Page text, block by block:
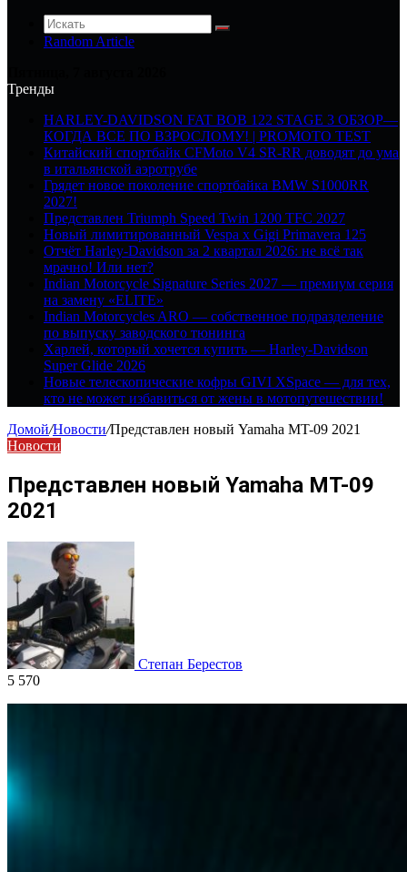
Random Article
Тренды
HARLEY-DAVIDSON FAT BOB 122 STAGE 3 ОБЗОР—
КОГДА ВСЕ ПО ВЗРОСЛОМУ! | PROMOTO TEST
Китайский спортбайк CFMoto V4 SR-RR доводят до ума
в итальянской аэротрубе
Грядет новое поколение спортбайка BMW S1000RR
2027!
Представлен Triumph Speed Twin 1200 TFC 2027
Новый лимитированный Vespa x Gigi Primavera 125
Отчёт Harley-Davidson за 2 квартал 2026: не всё так
мрачно! Или нет?
Indian Motorcycle Signature Series 2027 — премиум серия
на замену «ELITE»
Indian Motorcycles ARO — собственное подразделение
по выпуску заводского тюнинга
Харлей, который хочется купить — Harley-Davidson
Super Glide 2026
Новые телескопические кофры GIVI XSpace — для тех,
кто не может избавиться от жены в мотопутешествии!
Домой/Новости/Представлен новый Yamaha MT-09 2021
Новости
Представлен новый Yamaha MT-09
2021
Степан Берестов
5 570